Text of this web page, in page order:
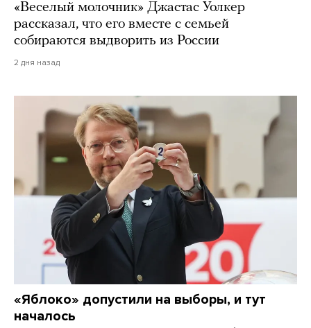
«Веселый молочник» Джастас Уолкер
рассказал, что его вместе с семьей
собираются выдворить из России
2 дня назад
«Яблоко» допустили на выборы, и тут
началось